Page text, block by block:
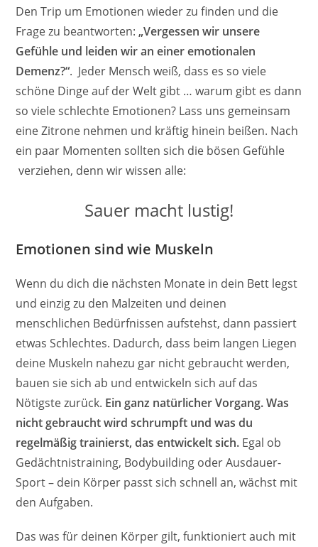
Den Trip um Emotionen wieder zu finden und die
Frage zu beantworten:„Vergessen wir unsere
Gefühle und leiden wir an einer emotionalen
Demenz?“. Jeder Mensch weiß, dass es so viele
schöne Dinge auf der Welt gibt … warum gibt es dann
so viele schlechte Emotionen? Lass uns gemeinsam
eine Zitrone nehmen und kräftig hinein beißen. Nach
ein paar Momenten sollten sich die bösen Gefühle
verziehen, denn wir wissen alle:
Sauer macht lustig!
Emotionen sind wie Muskeln
Wenn du dich die nächsten Monate in dein Bett legst
und einzig zu den Malzeiten und deinen
menschlichen Bedürfnissen aufstehst, dann passiert
etwas Schlechtes. Dadurch, dass beim langen Liegen
deine Muskeln nahezu gar nicht gebraucht werden,
bauen sie sich ab und entwickeln sich auf das
Nötigste zurück. Ein ganz natürlicher Vorgang. Was
nicht gebraucht wird schrumpft und was du
regelmäßig trainierst, das entwickelt sich. Egal ob
Gedächtnistraining, Bodybuilding oder Ausdauer-
Sport – dein Körper passt sich schnell an, wächst mit
den Aufgaben.
Das was für deinen Körper gilt, funktioniert auch mit